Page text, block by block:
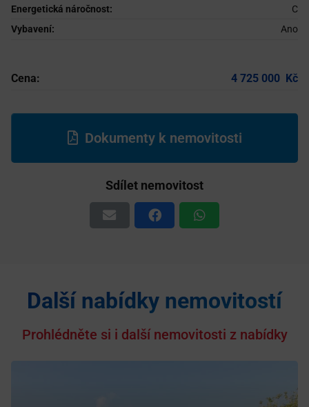
Energetická náročnost:
C
Vybavení:
Ano
Cena: 4 725 000
Dokumenty k nemovitosti
Sdílet nemovitost
Další nabídky nemovitostí
Prohlédněte si i další nemovitosti z nabídky